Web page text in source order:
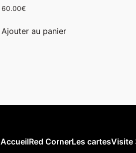
60.00€
Ajouter au panier
AccueilRed CornerLes cartesVisite